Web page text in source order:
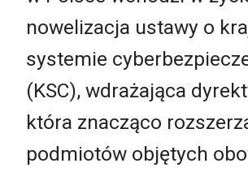
nowelizacja ustawy o
systemie
(KSC), wdrażająca
która znacząco
podmiotów objętych